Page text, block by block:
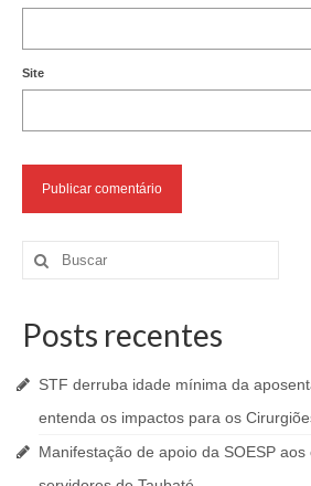
Site
Buscar
por:
Posts recentes
STF derruba idade mínima da
entenda os impactos para os
Manifestação de apoio da SOESP